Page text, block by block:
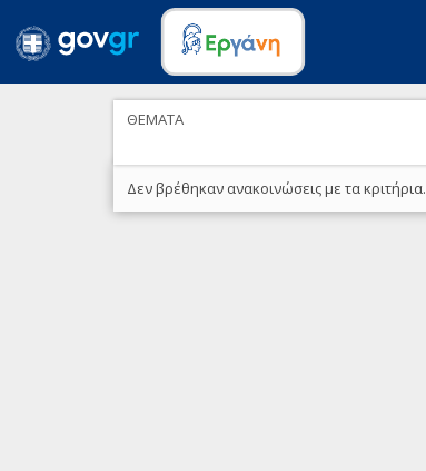
ΘΕΜΑΤΑ
Δεν βρέθηκαν ανακοινώσεις με τα κριτήρια.